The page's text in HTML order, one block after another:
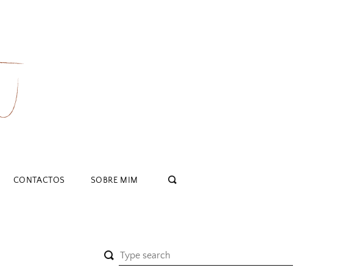
CONTACTOS SOBRE MIM